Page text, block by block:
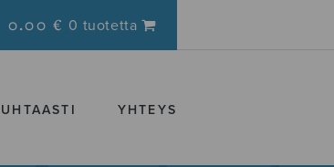
0.00 € 0 tuotetta
YHTEYS